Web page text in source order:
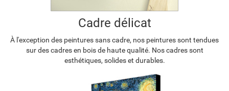
Cadre délicat
À l'exception des peintures sans cadre, nos peintures sont tendues
sur des cadres en bois de haute qualité. Nos cadres sont
esthétiques, solides et durables.